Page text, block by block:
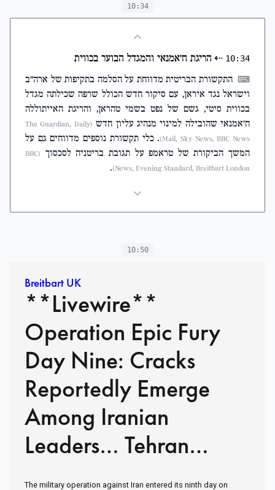
10:34
10:34
⇠ הריגת ח'אמנאי והמגדל הבוער בכווית
⌨ התקשורת הבריטית מדווחת על הסלמה בתקיפות של ארה"ב
וישראל נגד איראן, עם סיקור חדש הכולל שרפה שכילתה מגדל
בכווית סיטי, גשם של נפט בשמי טהראן, והריגת האייתוללה
ח'אמנאי שהובילה למינוי מנהיג עליון חדש
(The Guardian, Daily
Mail, Sky News, BBC News) . כלי תקשורת נוספים מדווחים גם על
המשך הביקורת של טראמפ על תגובת בריטניה לסכסוך
(BBC
News, Evening Standard, Breitbart London)
.
10:50
Breitbart UK
**Livewire**
Operation Epic Fury
Day Nine: Cracks
Reportedly Emerge
Among Iranian
Leaders… Tehran
Shrouded in Smoke
The military operation against Iran entered its ninth day on